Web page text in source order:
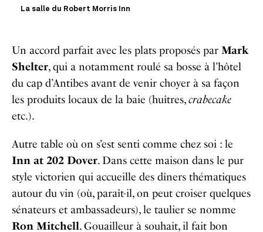
La salle du Robert Morris Inn
Un accord parfait avec les plats proposés par Mark
Shelter, qui a notamment roulé sa bosse à l’hôtel
du cap d’Antibes avant de venir choyer à sa façon
les produits locaux de la baie (huîtres,crabecake
etc.).
Autre table où on s’est senti comme chez soi : le
Inn at 202 Dover. Dans cette maison dans le pur
style victorien qui accueille des dîners thématiques
autour du vin (où, paraît-il, on peut croiser quelques
sénateurs et ambassadeurs), le taulier se nomme
Ron Mitchell. Gouailleur à souhait, il fait bon